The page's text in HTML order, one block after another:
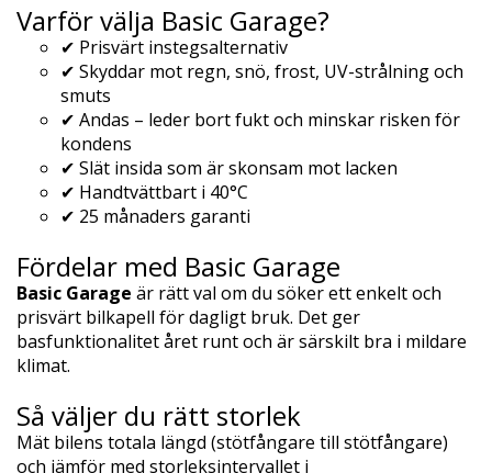
Varför välja Basic Garage?
✔ Prisvärt instegsalternativ
✔ Skyddar mot regn, snö, frost, UV-strålning och
smuts
✔ Andas – leder bort fukt och minskar risken för
kondens
✔ Slät insida som är skonsam mot lacken
✔ Handtvättbart i 40°C
✔ 25 månaders garanti
Fördelar med Basic Garage
Basic Garage är rätt val om du söker ett enkelt och
prisvärt bilkapell för dagligt bruk. Det ger
basfunktionalitet året runt och är särskilt bra i mildare
klimat.
Så väljer du rätt storlek
Mät bilens totala längd (stötfångare till stötfångare)
och jämför med storleksintervallet i